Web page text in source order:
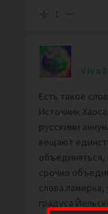
1
Есть такое
Источник
русскими
вещают
объединяться,
срочно
слова ламерка,
градуса